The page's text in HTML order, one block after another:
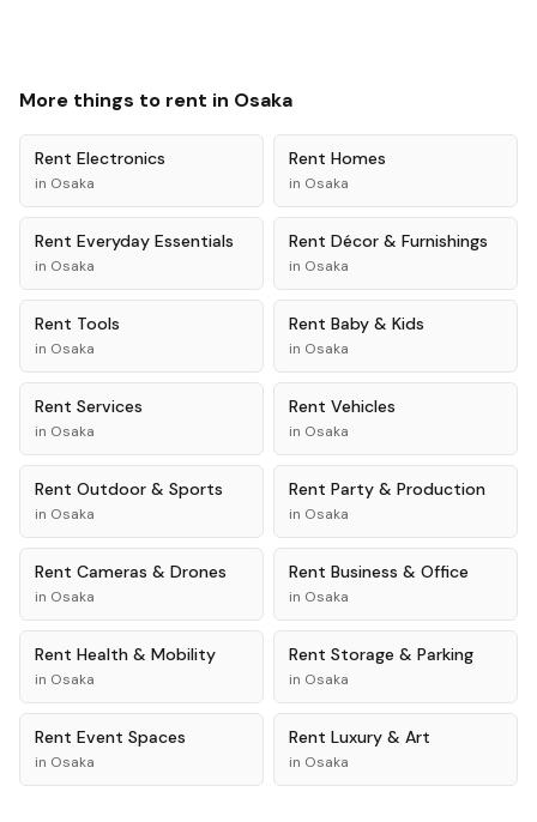
More things to rent in Osaka
Rent Electronics
in Osaka
Rent Homes
in Osaka
Rent Everyday Essentials
in Osaka
Rent Décor & Furnishings
in Osaka
Rent Tools
in Osaka
Rent Baby & Kids
in Osaka
Rent Services
in Osaka
Rent Vehicles
in Osaka
Rent Outdoor & Sports
in Osaka
Rent Party & Production
in Osaka
Rent Cameras & Drones
in Osaka
Rent Business & Office
in Osaka
Rent Health & Mobility
in Osaka
Rent Storage & Parking
in Osaka
Rent Event Spaces
in Osaka
Rent Luxury & Art
in Osaka